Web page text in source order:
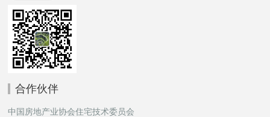
合作伙伴
中国房地产业协会住宅技术委员会